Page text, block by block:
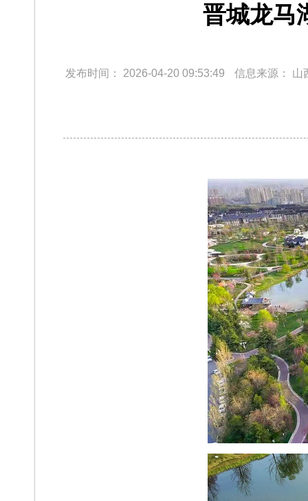
晋城龙马
发布时间： 2026-04-20 09:53:49 信息来源： 山